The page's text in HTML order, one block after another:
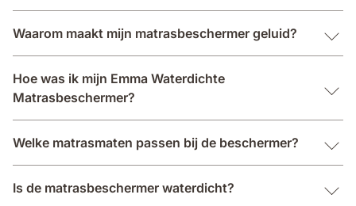
Waarom maakt mijn matrasbeschermer geluid?
Hoe was ik mijn Emma Waterdichte
Matrasbeschermer?
Welke matrasmaten passen bij de beschermer?
Is de matrasbeschermer waterdicht?